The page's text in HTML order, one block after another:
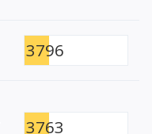
3796
3763